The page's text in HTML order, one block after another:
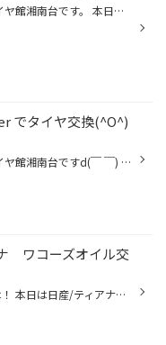
こんにちは！ タイヤ館湘南台です。 本日はステージアでタイヤ交換の事例ですd(￣ ￣) タイヤがパンクしてしまっていたので 通勤時の安全の為に 4本交換させて頂きました(^O^)／ 交換して頂いたタイヤはポテンザです(^O^)／ 赤いラベルが目印です♪( ´▽｀) 新品にすると見た目もかわりますね。 本日...
でタイヤ交換(^O^)
こんにちは！ タイヤ館湘南台ですd(￣ ￣) 本日のお車はこちらです(๑>◡<๑) 本日はノートe powerでタイヤ交換の事例です。 ポテンザでの交換です。 ポテンザRE–71RSです。 新しいものに変えると雰囲気も変わりますね！ 本日はご利用ありがとうございました、 お車のタイヤ交換・オイル交換・バッテリ...
ワコーズオイル交
皆さんこんにちは！ 本日は日産/ティアナのオイル交換です！ それでは作業に移ります！ まずはオイルを抜きます！ こんなに抜けます！ 本日使用するオイルはこちら！ ワコーズ/プロステージSです！ 本日は抜き替えのみになりますのでオイルを補充して 作業終了です！ オイル交換は定期的行うのがお...